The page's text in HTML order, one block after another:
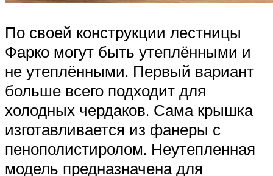
По своей конструкции лестницы
Фарко могут быть утеплёнными и
не утеплёнными. Первый вариант
больше всего подходит для
холодных чердаков. Сама крышка
изготавливается из фанеры с
пенополистиролом. Неутепленная
модель предназначена для